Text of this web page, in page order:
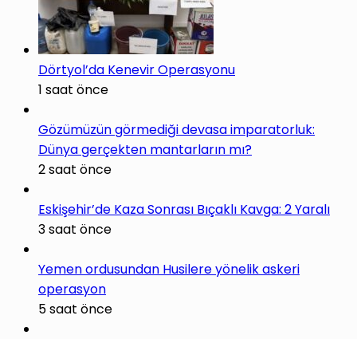
Dörtyol’da Kenevir Operasyonu
1 saat önce
Gözümüzün görmediği devasa imparatorluk:
Dünya gerçekten mantarların mı?
2 saat önce
Eskişehir’de Kaza Sonrası Bıçaklı Kavga: 2 Yaralı
3 saat önce
Yemen ordusundan Husilere yönelik askeri
operasyon
5 saat önce